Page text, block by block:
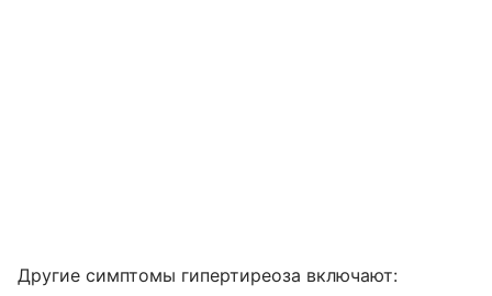
Другие симптомы гипертиреоза включают: